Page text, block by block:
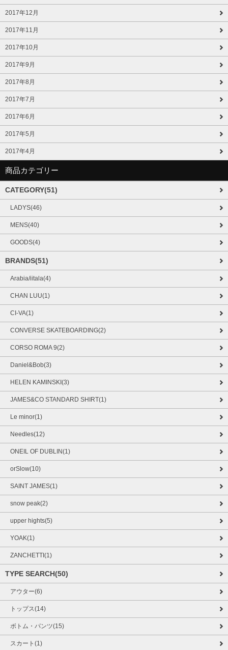
2017年12月
2017年11月
2017年10月
2017年9月
2017年8月
2017年7月
2017年6月
2017年5月
2017年4月
商品カテゴリー
CATEGORY(51)
LADYS(46)
MENS(40)
GOODS(4)
BRANDS(51)
Arabia/iitala(4)
CHAN LUU(1)
CI-VA(1)
CONVERSE SKATEBOARDING(2)
CORSO ROMA 9(2)
Daniel&Bob(3)
HELEN KAMINSKI(3)
JAMES&CO STANDARD SHIRT(1)
Le minor(1)
Needles(12)
ONEIL OF DUBLIN(1)
orSlow(10)
SAINT JAMES(1)
snow peak(2)
upper hights(5)
YOAK(1)
ZANCHETTI(1)
TYPE SEARCH(50)
アウター(6)
トップス(14)
ボトム・パンツ(15)
スカート(1)